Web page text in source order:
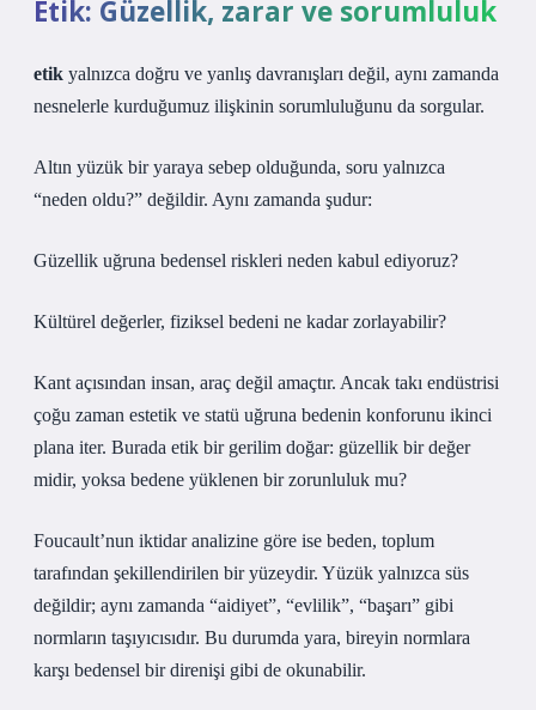
Etik: Güzellik, zarar ve sorumluluk
etik yalnızca doğru ve yanlış davranışları değil, aynı zamanda
nesnelerle kurduğumuz ilişkinin sorumluluğunu da sorgular.
Altın yüzük bir yaraya sebep olduğunda, soru yalnızca
“neden oldu?” değildir. Aynı zamanda şudur:
Güzellik uğruna bedensel riskleri neden kabul ediyoruz?
Kültürel değerler, fiziksel bedeni ne kadar zorlayabilir?
Kant açısından insan, araç değil amaçtır. Ancak takı endüstrisi
çoğu zaman estetik ve statü uğruna bedenin konforunu ikinci
plana iter. Burada etik bir gerilim doğar: güzellik bir değer
midir, yoksa bedene yüklenen bir zorunluluk mu?
Foucault’nun iktidar analizine göre ise beden, toplum
tarafından şekillendirilen bir yüzeydir. Yüzük yalnızca süs
değildir; aynı zamanda “aidiyet”, “evlilik”, “başarı” gibi
normların taşıyıcısıdır. Bu durumda yara, bireyin normlara
karşı bedensel bir direnişi gibi de okunabilir.